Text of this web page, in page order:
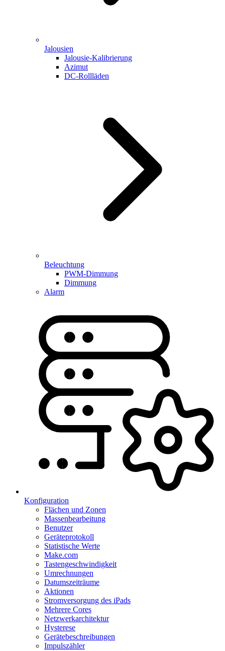
Jalousien
Jalousie-Kalibrierung
Azimut
DC-Rollläden
Beleuchtung
PWM-Dimmung
Dimmung
Alarm
Konfiguration
Flächen und Zonen
Massenbearbeitung
Benutzer
Geräteprotokoll
Statistische Werte
Make.com
Tastengeschwindigkeit
Umrechnungen
Datumszeiträume
Aktionen
Stromversorgung des iPads
Mehrere Cores
Netzwerkarchitektur
Hysterese
Gerätebeschreibungen
Impulszähler